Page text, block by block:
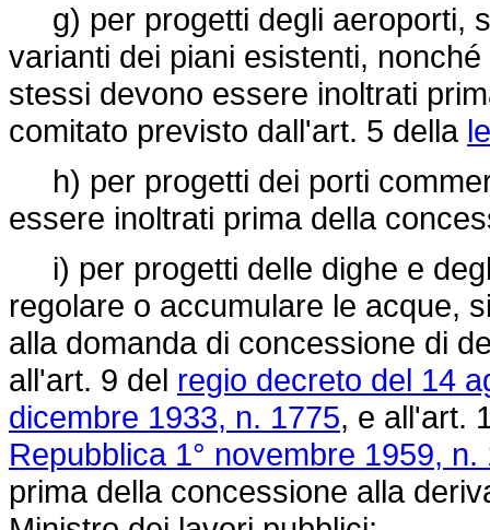
g) per progetti degli aeroporti,
varianti dei piani esistenti,
stessi devono essere inoltrati
comitato previsto dall'art. 5 della
h) per progetti dei porti
essere inoltrati prima della
i) per progetti delle dighe e
regolare o accumulare le acque,
alla domanda di concessione di
all'art. 9 del regio decreto del 14
dicembre 1933, n. 1775, e all'art.
Repubblica 1° novembre 1959, n.
prima della concessione alla